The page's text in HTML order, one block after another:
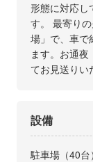
形態に対応し
す。 最寄り
場」で、車で
ます。お通夜
てお見送りい
設備
駐車場（40